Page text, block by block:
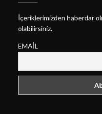
İçeriklerimizden haberdar
olabilirsiniz.
EMAIL